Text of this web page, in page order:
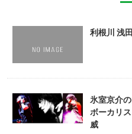
利根川 浅
氷室京介
ボーカリ
威